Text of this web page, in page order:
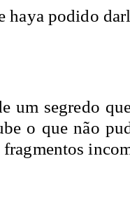
haya podido
um segredo
o que não
fragmentos